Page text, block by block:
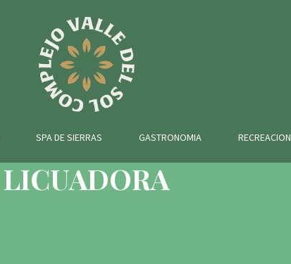
SPA DE SIERRAS GASTRONOMIA RECREACION
LICUADORA